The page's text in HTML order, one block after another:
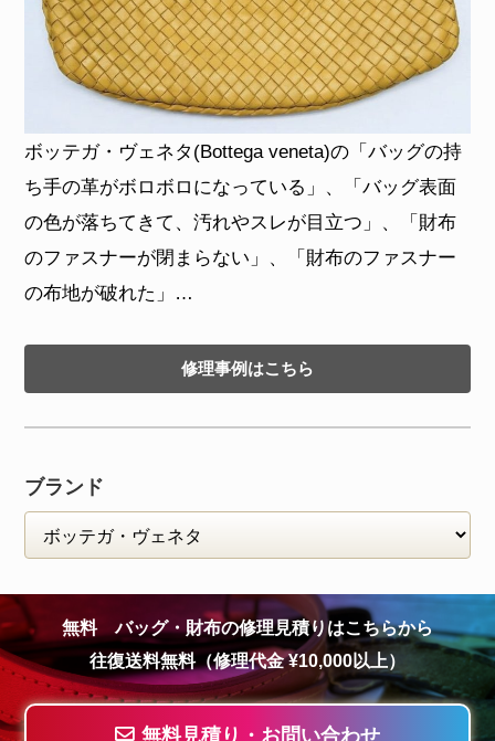
ボッテガ・ヴェネタ(Bottega veneta)の「バッグの持
ち手の革がボロボロになっている」、「バッグ表面
の色が落ちてきて、汚れやスレが目立つ」、「財布
のファスナーが閉まらない」、「財布のファスナー
の布地が破れた」…
修理事例はこちら
ブランド
無料 バッグ・財布の修理見積りはこちらから
往復送料無料（修理代金 ¥10,000以上）
無料見積り・お問い合わせ